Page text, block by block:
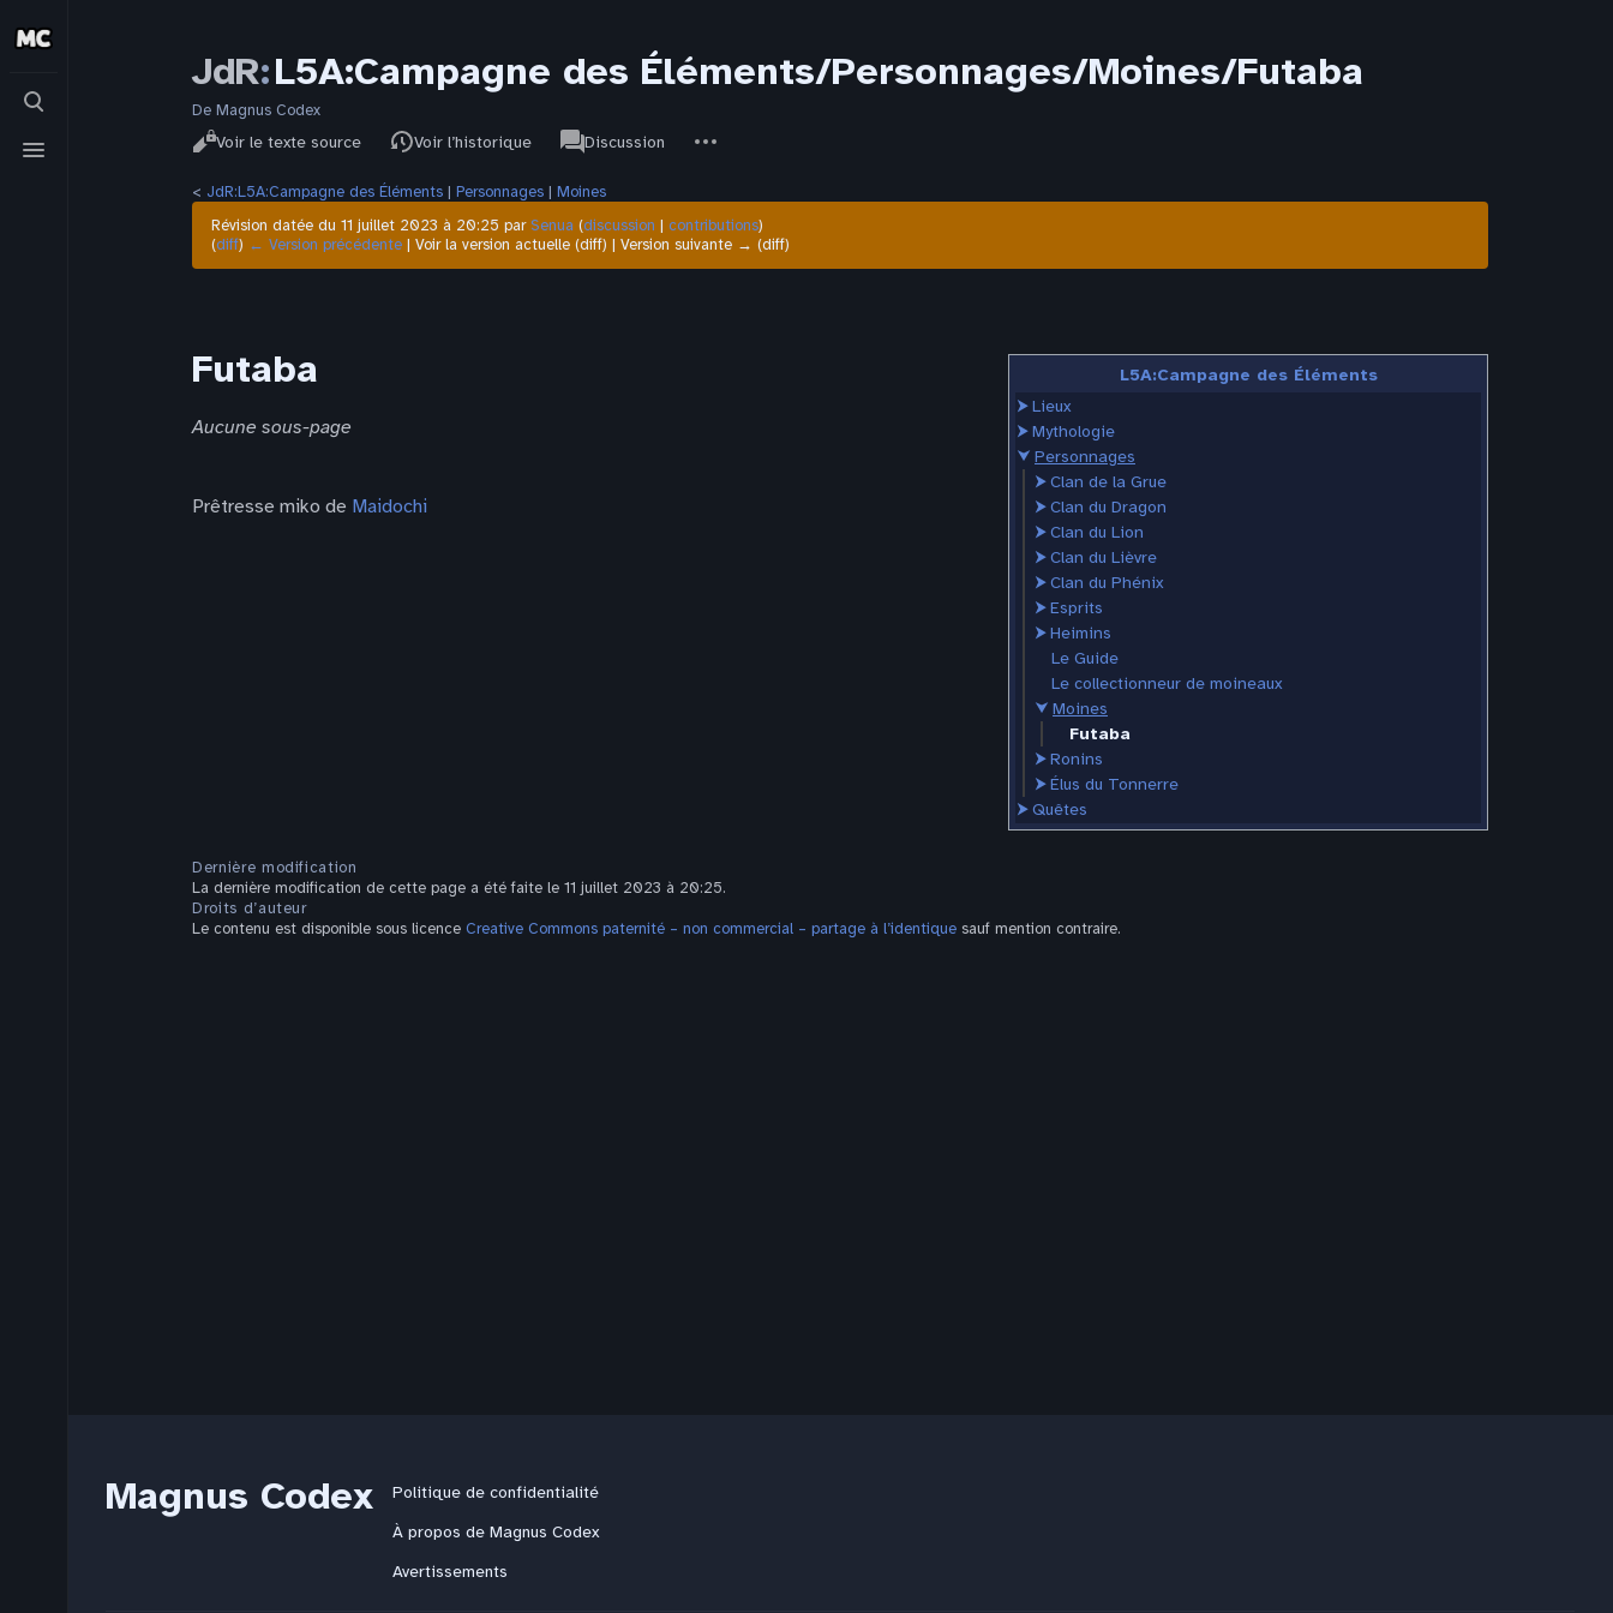
Basculer
recherche
Basculer
le
JdR:L5A:Campagne des Éléments/Personnages/Moines/Futaba
De Magnus Codex
Affichages
LireVoir le texte source Voir l’historique
associated-
pages
JdRDiscussion
actions
< JdR:L5A:Campagne des Éléments ‎ | Personnages ‎ | Moines
Révision datée du 11 juillet 2023 à 20:25 parSenua (discussion | contributions)
(diff) ← Version précédente | Voir la version actuelle (diff) | Version suivante → (diff)
L5A:Campagne des Éléments
⮞Lieux
⮞Mythologie
⮟ Personnages
⮞Clan de la Grue
⮞Clan du Dragon
⮞Clan du Lion
⮞Clan du Lièvre
⮞Clan du Phénix
⮞Esprits
⮞Heimins
Le Guide
Le collectionneur de moineaux
⮟ Moines
Futaba
⮞Ronins
⮞Élus du Tonnerre
⮞Quêtes
Futaba
Aucune sous-page
Prêtresse miko de Maidochi
Dernière modification
La dernière modification de cette page a été faite le 11 juillet 2023 à 20:25.
Droits d’auteur
Le contenu est disponible sous licence Creative Commons paternité – non commercial – partage à l’identique sauf mention contraire.
Magnus Codex
Politique de confidentialité
À propos de Magnus Codex
Avertissements